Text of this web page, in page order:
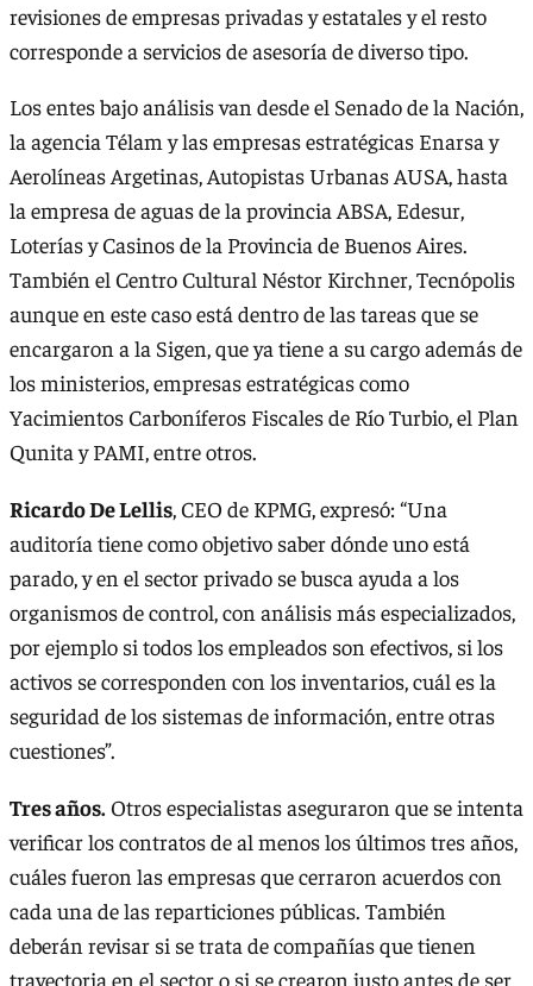
revisiones de empresas privadas y estatales y el resto
corresponde a servicios de asesoría de diverso tipo.
Los entes bajo análisis van desde el Senado de la Nación,
la agencia Télam y las empresas estratégicas Enarsa y
Aerolíneas Argetinas, Autopistas Urbanas AUSA, hasta
la empresa de aguas de la provincia ABSA, Edesur,
Loterías y Casinos de la Provincia de Buenos Aires.
También el Centro Cultural Néstor Kirchner, Tecnópolis
aunque en este caso está dentro de las tareas que se
encargaron a la Sigen, que ya tiene a su cargo además de
los ministerios, empresas estratégicas como
Yacimientos Carboníferos Fiscales de Río Turbio, el Plan
Qunita y PAMI, entre otros.
Ricardo De Lellis, CEO de KPMG, expresó: “Una
auditoría tiene como objetivo saber dónde uno está
parado, y en el sector privado se busca ayuda a los
organismos de control, con análisis más especializados,
por ejemplo si todos los empleados son efectivos, si los
activos se corresponden con los inventarios, cuál es la
seguridad de los sistemas de información, entre otras
cuestiones”.
Tres años. Otros especialistas aseguraron que se intenta
verificar los contratos de al menos los últimos tres años,
cuáles fueron las empresas que cerraron acuerdos con
cada una de las reparticiones públicas. También
deberán revisar si se trata de compañías que tienen
trayectoria en el sector o si se crearon justo antes de ser